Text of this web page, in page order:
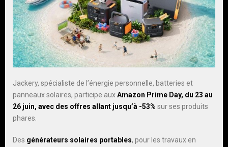
Jackery, spécialiste de l’énergie personnelle, batteries et
panneaux solaires, participe auxAmazon Prime Day, du 23 au
26 juin, avec des offres allant jusqu’à -53% sur ses produits
phares.
Des générateurs solaires portables, pour les travaux en